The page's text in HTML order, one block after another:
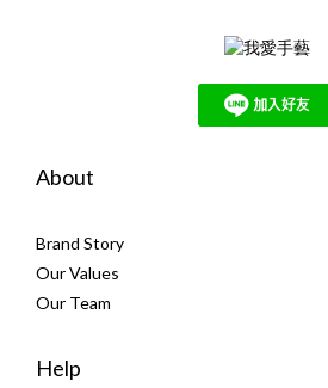
About
Brand Story
Our Values
Our Team
Help